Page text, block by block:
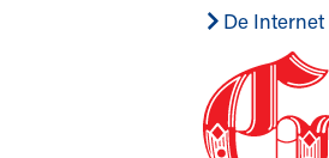
De Internet